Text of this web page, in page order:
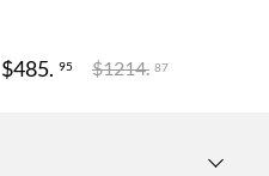
$485. 95 $1214. 87